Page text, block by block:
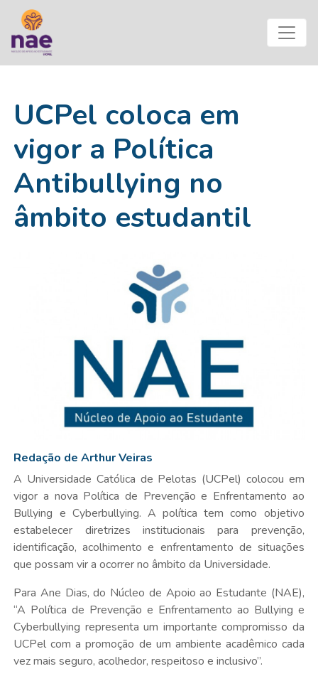
UCPel coloca em
vigor a Política
Antibullying no
âmbito estudantil
Redação de Arthur Veiras
A Universidade Católica de Pelotas (UCPel) colocou em
vigor a nova Política de Prevenção e Enfrentamento ao
Bullying e Cyberbullying. A política tem como objetivo
estabelecer diretrizes institucionais para prevenção,
identificação, acolhimento e enfrentamento de situações
que possam vir a ocorrer no âmbito da Universidade.
Para Ane Dias, do Núcleo de Apoio ao Estudante (NAE),
“A Política de Prevenção e Enfrentamento ao Bullying e
Cyberbullying representa um importante compromisso da
UCPel com a promoção de um ambiente acadêmico cada
vez mais seguro, acolhedor, respeitoso e inclusivo”.